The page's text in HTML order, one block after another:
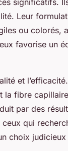
Leur
ou colorés,
favorise un
et
fibre
par des
qui
choix